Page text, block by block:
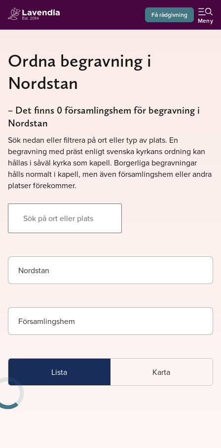
Få rådgivning
Meny
Ordna begravning i
Nordstan
– Det finns 0 församlingshem för begravning i
Nordstan
Sök nedan eller filtrera på ort eller typ av plats. En
begravning med präst enligt svenska kyrkans ordning kan
hållas i såväl kyrka som kapell. Borgerliga begravningar
hålls normalt i kapell, men även församlingshem eller andra
platser förekommer.
Sök på ort eller plats
Nordstan
Församlingshem
Lista Karta